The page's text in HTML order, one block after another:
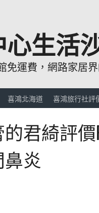
生活
運費，網路家居
喜鴻北海道 喜鴻旅行社評
君綺評價
炎